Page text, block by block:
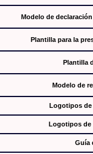
Modelo de
Plantilla para la
Plantilla
Modelo de
Logotipos de
Logotipos de
Guía